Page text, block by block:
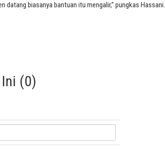
datang biasanya bantuan itu mengalir,” pungkas Hassani.
(0)